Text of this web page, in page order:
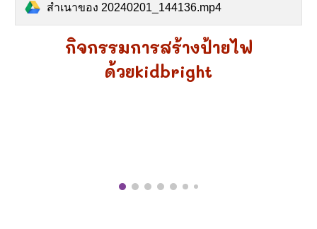
สำเนาของ 20240201_144136.mp4
กิจกรรมการสร้างป้ายไฟ
ด้วยkidbright